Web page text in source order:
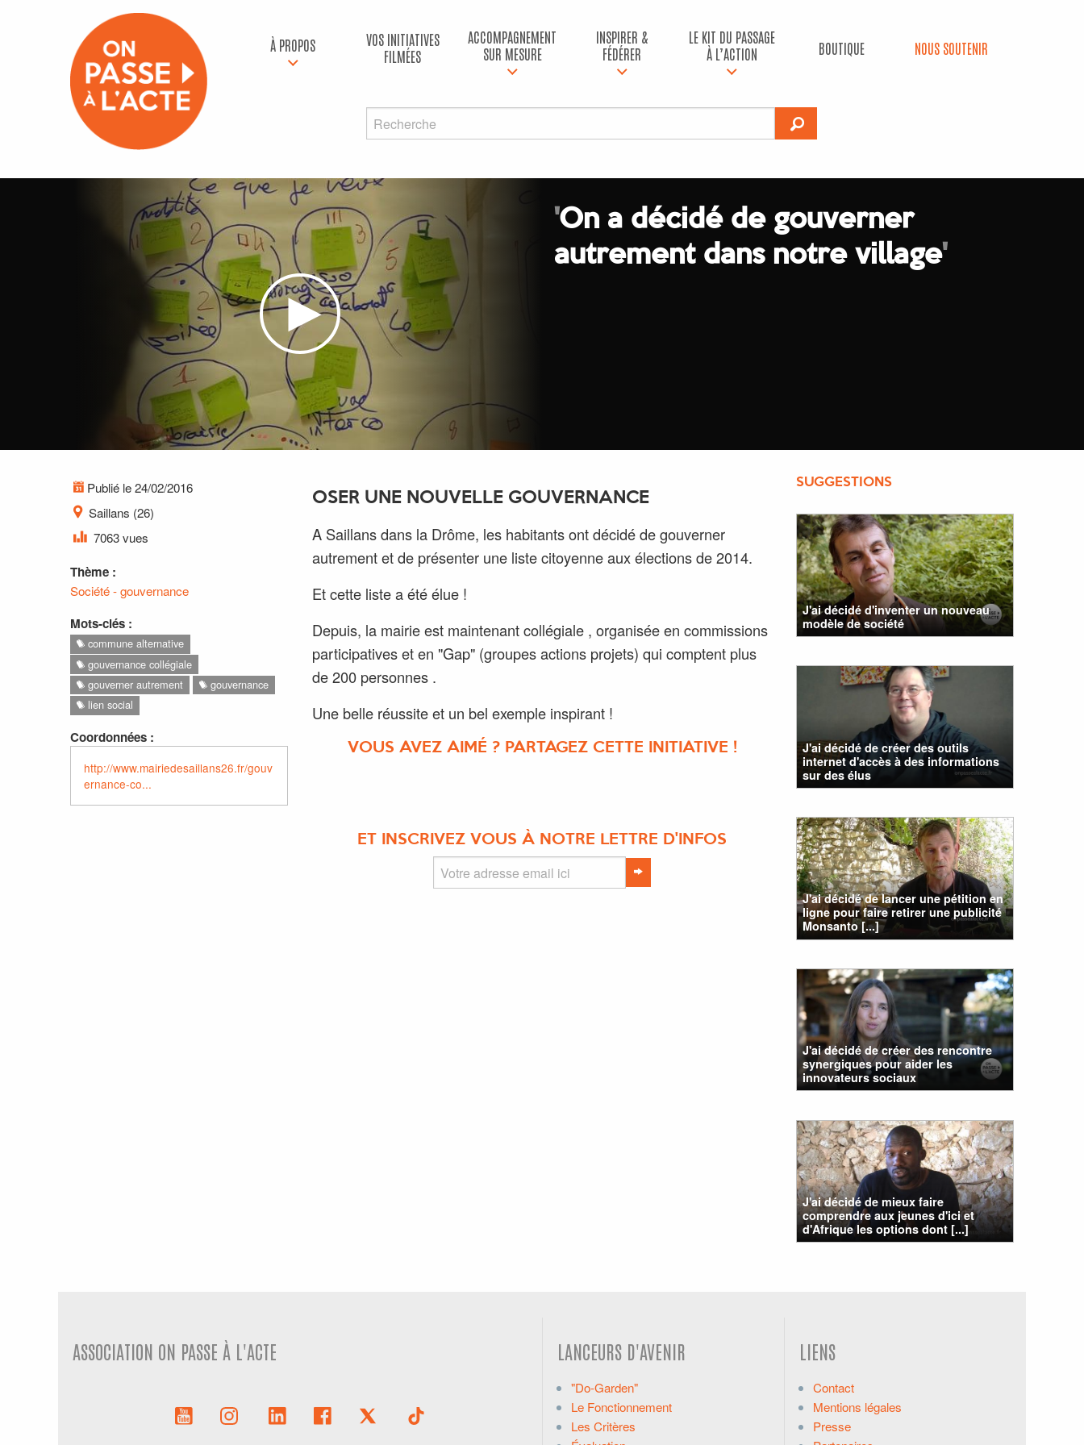
À PROPOS
VOS INITIATIVES
FILMÉES
ACCOMPAGNEMENT
SUR MESURE
INSPIRER &
FÉDÉRER
LE KIT DU PASSAGE
À L’ACTION
BOUTIQUE NOUS SOUTENIR
'On a décidé de gouverner
autrement dans notre village'
Publié le 24/02/2016
Saillans (26)
7063 vues
Thème :
Société - gouvernance
Mots-clés :
commune alternative
gouvernance collégiale
gouverner autrement
gouvernance
lien social
Coordonnées :
http://www.mairiedesaillans26.fr/gouv
ernance-co...
OSER UNE NOUVELLE GOUVERNANCE
A Saillans dans la Drôme, les habitants ont décidé de gouverner
autrement et de présenter une liste citoyenne aux élections de 2014.
Et cette liste a été élue !
Depuis, la mairie est maintenant collégiale , organisée en commissions
participatives et en "Gap" (groupes actions projets) qui comptent plus
de 200 personnes .
Une belle réussite et un bel exemple inspirant !
VOUS AVEZ AIMÉ ? PARTAGEZ CETTE INITIATIVE !
ET INSCRIVEZ VOUS À NOTRE LETTRE D'INFOS
SUGGESTIONS
J'ai décidé d'inventer un nouveau
modèle de société
J'ai décidé de créer des outils
internet d'accès à des informations
sur des élus
J'ai décidé de lancer une pétition en
ligne pour faire retirer une publicité
Monsanto [...]
J'ai décidé de créer des rencontre
synergiques pour aider les
innovateurs sociaux
J'ai décidé de mieux faire
comprendre aux jeunes d'ici et
d'Afrique les options dont [...]
ASSOCIATION ON PASSE À L'ACTE LANCEURS D'AVENIR
"Do-Garden"
Le Fonctionnement
Les Critères
LIENS
Contact
Mentions légales
Presse